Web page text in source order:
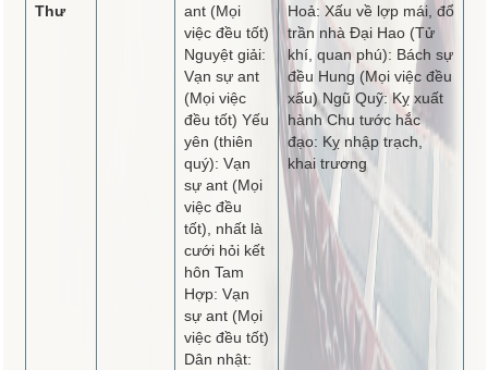
Thư
ant (Mọi
việc đều tốt)
Nguyệt giải:
Vạn sự ant
(Mọi việc
đều tốt) Yếu
yên (thiên
quý): Vạn
sự ant (Mọi
việc đều
tốt), nhất là
cưới hỏi kết
hôn Tam
Hợp: Vạn
sự ant (Mọi
việc đều tốt)
Dân nhật:
Hoả: Xấu về lợp mái, đổ
trần nhà Đại Hao (Tử
khí, quan phú): Bách sự
đều Hung (Mọi việc đều
xấu) Ngũ Quỹ: Kỵ xuất
hành Chu tước hắc
đạo: Kỵ nhập trạch,
khai trương